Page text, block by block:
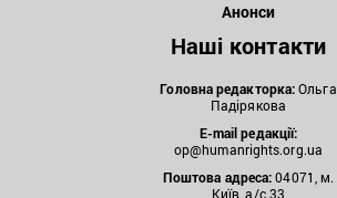
Анонси
Наші контакти
Головна редакторка:Ольга
Падірякова
E-mail редакції:
op@humanrights.org.ua
Поштова адреса:04071, м.
Київ, а/с 33